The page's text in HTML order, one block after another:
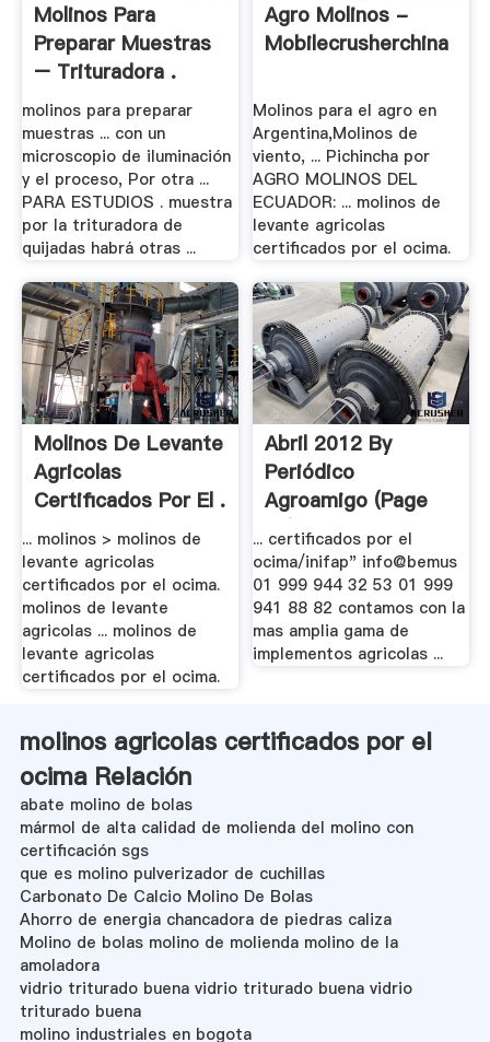
Molinos Para
Preparar Muestras
– Trituradora .
molinos para preparar
muestras ... con un
microscopio de iluminación
y el proceso, Por otra ...
PARA ESTUDIOS . muestra
por la trituradora de
quijadas habrá otras ...
Agro Molinos -
Mobilecrusherchina
Molinos para el agro en
Argentina,Molinos de
viento, ... Pichincha por
AGRO MOLINOS DEL
ECUADOR: ... molinos de
levante agricolas
certificados por el ocima.
Molinos De Levante
Agricolas
Certificados Por El .
... molinos > molinos de
levante agricolas
certificados por el ocima.
molinos de levante
agricolas ... molinos de
levante agricolas
certificados por el ocima.
Abril 2012 By
Periódico
Agroamigo (page
15) - .
... certificados por el
ocima/inifap" info@bemus
01 999 944 32 53 01 999
941 88 82 contamos con la
mas amplia gama de
implementos agricolas ...
molinos agricolas certificados por el
ocima Relación
abate molino de bolas
mármol de alta calidad de molienda del molino con
certificación sgs
que es molino pulverizador de cuchillas
Carbonato De Calcio Molino De Bolas
Ahorro de energia chancadora de piedras caliza
Molino de bolas molino de molienda molino de la
amoladora
vidrio triturado buena vidrio triturado buena vidrio
triturado buena
molino industriales en bogota